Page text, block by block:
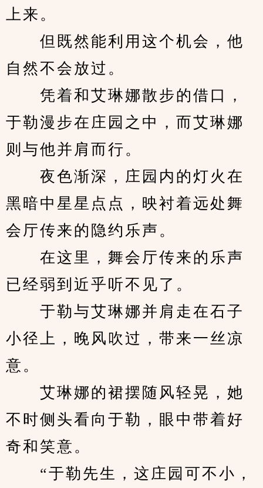
上来。
但既然能利用这个机会，他
自然不会放过。
凭着和艾琳娜散步的借口，
于勒漫步在庄园之中，而艾琳娜
则与他并肩而行。
夜色渐深，庄园内的灯火在
黑暗中星星点点，映衬着远处舞
会厅传来的隐约乐声。
在这里，舞会厅传来的乐声
已经弱到近乎听不见了。
于勒与艾琳娜并肩走在石子
小径上，晚风吹过，带来一丝凉
意。
艾琳娜的裙摆随风轻晃，她
不时侧头看向于勒，眼中带着好
奇和笑意。
“于勒先生，这庄园可不小，